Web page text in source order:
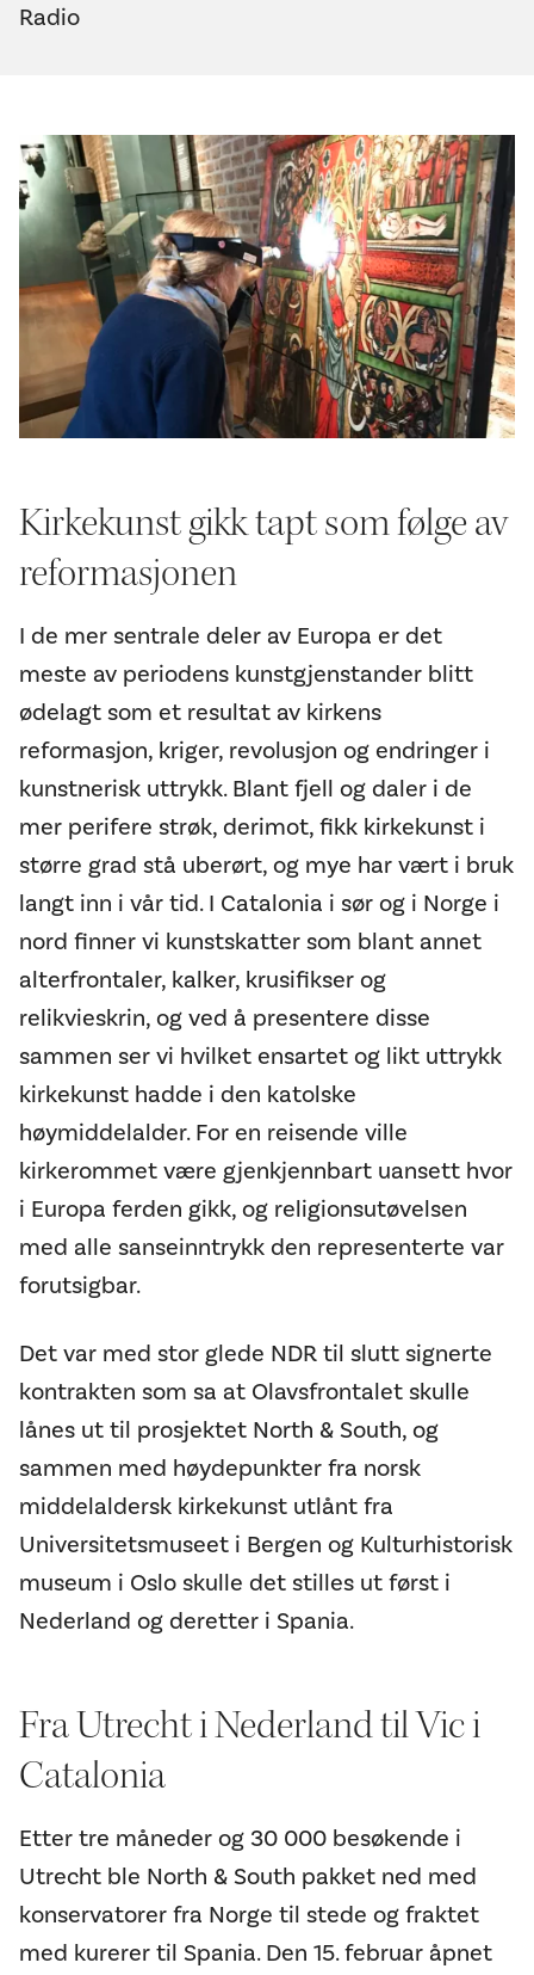
Radio
Kirkekunst gikk tapt som følge av
reformasjonen
I de mer sentrale deler av Europa er det
meste av periodens kunstgjenstander blitt
ødelagt som et resultat av kirkens
reformasjon, kriger, revolusjon og endringer i
kunstnerisk uttrykk. Blant fjell og daler i de
mer perifere strøk, derimot, fikk kirkekunst i
større grad stå uberørt, og mye har vært i bruk
langt inn i vår tid. I Catalonia i sør og i Norge i
nord finner vi kunstskatter som blant annet
alterfrontaler, kalker, krusifikser og
relikvieskrin, og ved å presentere disse
sammen ser vi hvilket ensartet og likt uttrykk
kirkekunst hadde i den katolske
høymiddelalder. For en reisende ville
kirkerommet være gjenkjennbart uansett hvor
i Europa ferden gikk, og religionsutøvelsen
med alle sanseinntrykk den representerte var
forutsigbar.
Det var med stor glede NDR til slutt signerte
kontrakten som sa at Olavsfrontalet skulle
lånes ut til prosjektet North & South, og
sammen med høydepunkter fra norsk
middelaldersk kirkekunst utlånt fra
Universitetsmuseet i Bergen og Kulturhistorisk
museum i Oslo skulle det stilles ut først i
Nederland og deretter i Spania.
Fra Utrecht i Nederland til Vic i
Catalonia
Etter tre måneder og 30 000 besøkende i
Utrecht ble North & South pakket ned med
konservatorer fra Norge til stede og fraktet
med kurerer til Spania. Den 15. februar åpnet